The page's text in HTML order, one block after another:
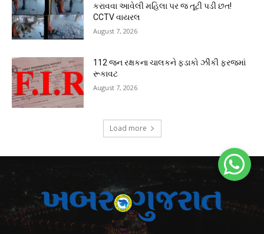
કરાવવા આવેલી મહિલા પર જ તૂટી પડી છત!
CCTV વાયરલ
August 7, 2026
112 જન રક્ષકના ચાલકને ફડાકો ઝીંકી ફરજમાં
રૂકાવટ
August 7, 2026
Load more